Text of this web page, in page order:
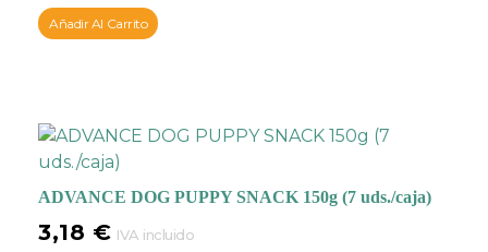
Añadir Al Carrito
ADVANCE DOG PUPPY SNACK 150g (7 uds./caja)
3,18 € IVA incluido